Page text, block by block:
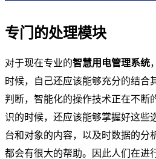
专门的处理模块
对于现在专业的智慧用电管理系统
时候，自己还应该能够充分的结合
判断，智能化的操作技术正在不断
识的时候，还应该能够掌握好这些
台和对象的内容，以及时数据的分
都会有很大的帮助。因此人们在进